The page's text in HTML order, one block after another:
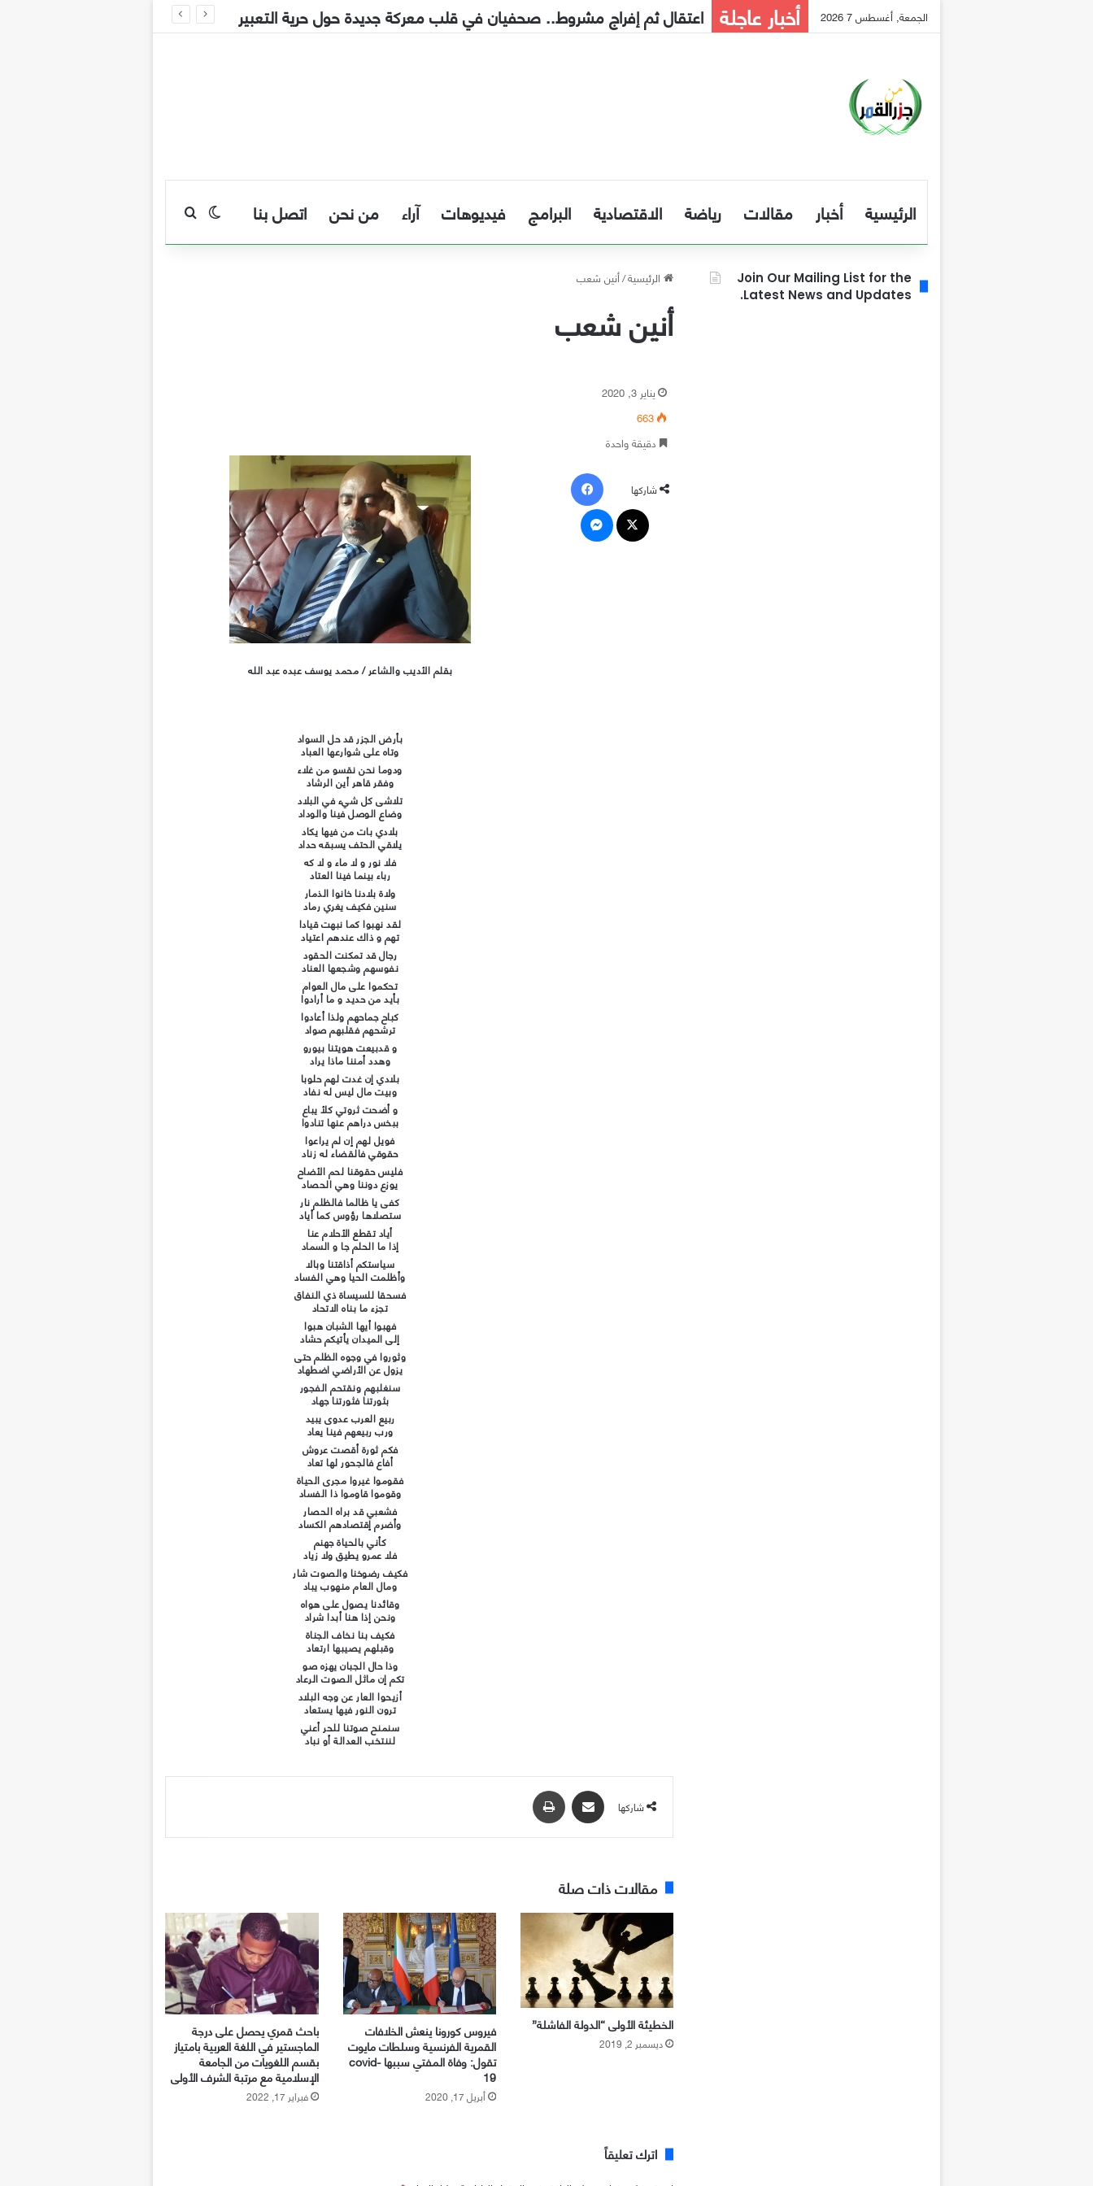
الجمعة, أغسطس 7 2026 أخبار عاجلة اعتقال ثم إفراج مشروط.. صحفيان في قلب معركة جديدة حول حرية التعبير
الرئيسية أخبار مقالات رياضة الاقتصادية البرامج فيديوهات آراء من نحن اتصل بنا الوضع المظلم
الرئيسية/أنين شعب
أنين شعب
بقلم الأديب والشاعر / محمد يوسف عبده عبد الله
بأرض الجزر قد حل السواد
وتاه على شوارعها العباد
ودوما نحن نقسو من غلاء
وفقر قاهر أين الرشاد
تلاشى كل شيء في البلاد
وضاع الوصل فينا والوداد
بلادي بات من فيها يكاد
يلاقي الحتف يسبقه حداد
فلا نور و لا ماء و لا كه
رباء بينما فينا العتاد
ولاة بلادنا خانوا الذمار
سنين فكيف يغري رماد
لقد نهبوا كما نبهت قيادا
تهم و ذاك عندهم اعتياد
رجال قد تمكنت الحقود
نفوسهم وشجعها العناد
تحكموا على مال العوام
بأيد من حديد و ما أرادوا
كباح جماحهم ولذا أعادوا
ترشحهم فقلبهم صواد
و قدبيعت هويتنا بيورو
وهدد أمننا ماذا يراد
بلادي إن غدت لهم حلوبا
وبيت مال ليس له نفاد
و أضحت ثروتي كلأ يباع
ببخس دراهم عنها تنادوا
فويل لهم إن لم يراعوا
حقوقي فالقضاء له زناد
فليس حقوقنا لحم الأضاح
يوزع دوننا وهي الحصاد
كفى يا ظالما فالظلم نار
ستصلاها رؤوس كما أياد
أياد تقطع الأحلام عنا
إذا ما الحلم جا و السماد
سياستكم أذاقتنا وبالا
وأظلمت الحيا وهي الفساد
فسحقا للسيساة ذي النفاق
تجزء ما بناه الاتحاد
فهبوا أيها الشبان هبوا
إلى الميدان يأتيكم حشاد
وثوروا في وجوه الظلم حتى
يزول عن الأراضي اضطهاد
سنغلبهم ونقتحم الفجور
بثورتنا فثورتنا جهاد
ربيع العرب عدوى يبيد
ورب ربيعهم فينا يعاد
فكم ثورة أقصت عروش
أفاع فالجحور لها تعاد
فقوموا غيروا مجرى الحياة
وقوموا قاوموا ذا الفساد
فشعبي قد براه الحصار
وأضرم إقتصادهم الكساد
كأني بالحياة جهنم
فلا عمرو يطيق ولا زياد
فكيف رضوخنا والصوت شار
ومال العام منهوب يباد
وقائدنا يصول على هواه
ونحن إذا هنا أبدا شراد
فكيف بنا نخاف الجناة
وقبلهم يصيبها ارتعاد
وذا حال الجبان يهزه صو
تكم إن ماثل الصوت الرعاد
أزيحوا العار عن وجه البلاد
ترون النور فيها يستعاد
سنمنح صوتنا للحر أعني
لننتخب العدالة أو نباد
يناير 3, 2020
663
دقيقة واحدة
شاركها
ماسنجر
شاركها
مقالات ذات صلة
الخطيئة الأولى “الدولة الفاشلة”
ديسمبر 2, 2019
فيروس كورونا ينعش الخلافات
القمرية الفرنسية وسلطات مايوت
تقول: وفاة المفتي سببها covid-
19
أبريل 17, 2020
باحث قمري يحصل على درجة
الماجستير في اللغة العربية بامتياز
بقسم اللغويات من الجامعة
الإسلامية مع مرتبة الشرف الأولى
فبراير 17, 2022
اترك تعليقاً
Join Our Mailing List for the
Latest News and Updates.